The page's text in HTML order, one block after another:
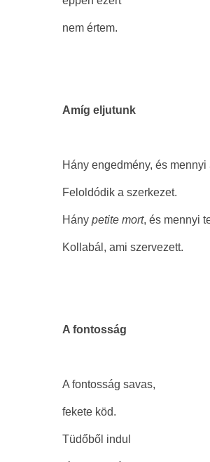
nem értem.
Amíg eljutunk
Hány engedmény, és mennyi
Feloldódik a szerkezet.
Hány petite mort, és mennyi
Kollabál, ami szervezett.
A fontosság
A fontosság savas,
fekete köd.
Tüdőből indul